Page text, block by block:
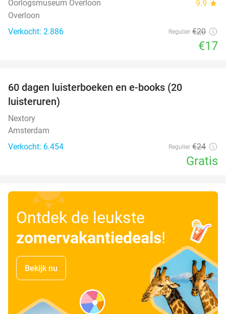
Oorlogsmuseum Overloon 9.9 star
Overloon
Verkocht: 2.886
Regulier €20
€17
60 dagen luisterboeken en e-books (20
luisteruren)
Nextory
Amsterdam
Verkocht: 6.454
Regulier €24
Gratis
Ontdek de leukste
zomervakantiedeals!
Bekijk nu